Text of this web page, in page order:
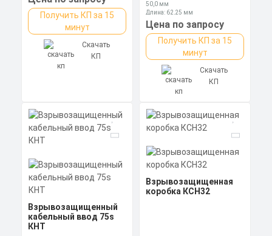
Получить КП за 15
минут
Скачать
КП
50,0 мм
Длина: 62,25 мм
Ключ: 70 мм
Цена по запросу
Получить КП за 15
минут
Скачать
КП
Взрывозащищенный
кабельный ввод 75s
КНТ
Взрывозащищенная
коробка КСН32